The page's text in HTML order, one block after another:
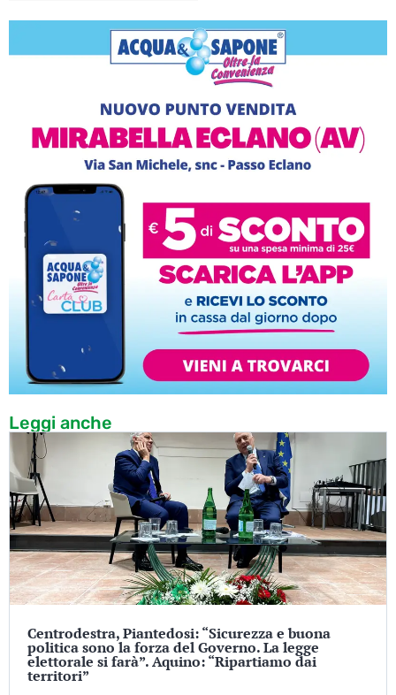
Leggi anche
Centrodestra, Piantedosi: “Sicurezza e buona
politica sono la forza del Governo. La legge
elettorale si farà”. Aquino: “Ripartiamo dai
territori”